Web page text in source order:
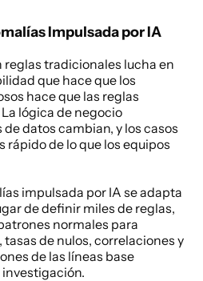
Impulsada por IA
reglas tradicionales lucha en
que hace que los
hace que las reglas
lógica de negocio
datos cambian, y los casos
de lo que los equipos
impulsada por IA se adapta
de definir miles de reglas,
normales para
de nulos, correlaciones y
de las líneas base